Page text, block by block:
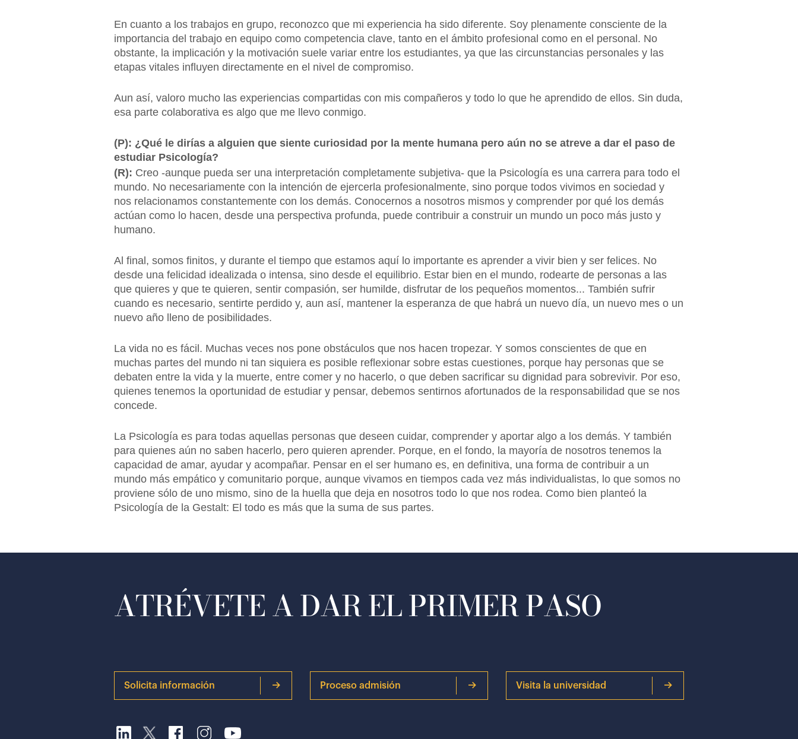
En cuanto a los trabajos en grupo, reconozco que mi experiencia ha sido diferente. Soy plenamente consciente de la
importancia del trabajo en equipo como competencia clave, tanto en el ámbito profesional como en el personal. No
obstante, la implicación y la motivación suele variar entre los estudiantes, ya que las circunstancias personales y las
etapas vitales influyen directamente en el nivel de compromiso.
Aun así, valoro mucho las experiencias compartidas con mis compañeros y todo lo que he aprendido de ellos. Sin duda,
esa parte colaborativa es algo que me llevo conmigo.
(P): ¿Qué le dirías a alguien que siente curiosidad por la mente humana pero aún no se atreve a dar el paso de
estudiar Psicología?
(R): Creo -aunque pueda ser una interpretación completamente subjetiva- que la Psicología es una carrera para todo el
mundo. No necesariamente con la intención de ejercerla profesionalmente, sino porque todos vivimos en sociedad y
nos relacionamos constantemente con los demás. Conocernos a nosotros mismos y comprender por qué los demás
actúan como lo hacen, desde una perspectiva profunda, puede contribuir a construir un mundo un poco más justo y
humano.
Al final, somos finitos, y durante el tiempo que estamos aquí lo importante es aprender a vivir bien y ser felices. No
desde una felicidad idealizada o intensa, sino desde el equilibrio. Estar bien en el mundo, rodearte de personas a las
que quieres y que te quieren, sentir compasión, ser humilde, disfrutar de los pequeños momentos... También sufrir
cuando es necesario, sentirte perdido y, aun así, mantener la esperanza de que habrá un nuevo día, un nuevo mes o un
nuevo año lleno de posibilidades.
La vida no es fácil. Muchas veces nos pone obstáculos que nos hacen tropezar. Y somos conscientes de que en
muchas partes del mundo ni tan siquiera es posible reflexionar sobre estas cuestiones, porque hay personas que se
debaten entre la vida y la muerte, entre comer y no hacerlo, o que deben sacrificar su dignidad para sobrevivir. Por eso,
quienes tenemos la oportunidad de estudiar y pensar, debemos sentirnos afortunados de la responsabilidad que se nos
concede.
La Psicología es para todas aquellas personas que deseen cuidar, comprender y aportar algo a los demás. Y también
para quienes aún no saben hacerlo, pero quieren aprender. Porque, en el fondo, la mayoría de nosotros tenemos la
capacidad de amar, ayudar y acompañar. Pensar en el ser humano es, en definitiva, una forma de contribuir a un
mundo más empático y comunitario porque, aunque vivamos en tiempos cada vez más individualistas, lo que somos no
proviene sólo de uno mismo, sino de la huella que deja en nosotros todo lo que nos rodea. Como bien planteó la
Psicología de la Gestalt: El todo es más que la suma de sus partes.
ATRÉVETE A DAR EL PRIMER PASO
Solicita información Proceso admisión Visita la universidad